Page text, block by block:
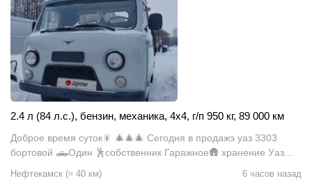
2.4 л (84 л.с.), бензин, механика, 4x4, г/п 950 кг, 89 000 км
Доброе время суток🎇 🎄🎄🎄 Сегодня в продажэ уаз 3303
бортовой 🛻Один 🕺собственник Гаражное🛖 хранение Уаз...
Нефтекамск (≈ 40 км) 6 часов назад